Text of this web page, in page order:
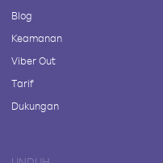
Blog
Keamanan
Viber Out
Tarif
Dukungan